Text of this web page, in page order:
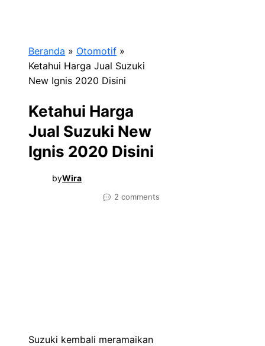
Beranda » Otomotif »
Ketahui Harga Jual Suzuki
New Ignis 2020 Disini
Ketahui Harga
Jual Suzuki New
Ignis 2020 Disini
byWira
2 comments
Suzuki kembali meramaikan